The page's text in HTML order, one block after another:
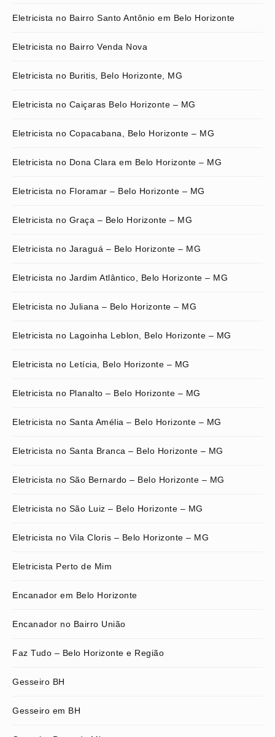
Eletricista no Bairro Santo Antônio em Belo Horizonte
Eletricista no Bairro Venda Nova
Eletricista no Buritis, Belo Horizonte, MG
Eletricista no Caiçaras Belo Horizonte – MG
Eletricista no Copacabana, Belo Horizonte – MG
Eletricista no Dona Clara em Belo Horizonte – MG
Eletricista no Floramar – Belo Horizonte – MG
Eletricista no Graça – Belo Horizonte – MG
Eletricista no Jaraguá – Belo Horizonte – MG
Eletricista no Jardim Atlântico, Belo Horizonte – MG
Eletricista no Juliana – Belo Horizonte – MG
Eletricista no Lagoinha Leblon, Belo Horizonte – MG
Eletricista no Letícia, Belo Horizonte – MG
Eletricista no Planalto – Belo Horizonte – MG
Eletricista no Santa Amélia – Belo Horizonte – MG
Eletricista no Santa Branca – Belo Horizonte – MG
Eletricista no São Bernardo – Belo Horizonte – MG
Eletricista no São Luiz – Belo Horizonte – MG
Eletricista no Vila Cloris – Belo Horizonte – MG
Eletricista Perto de Mim
Encanador em Belo Horizonte
Encanador no Bairro União
Faz Tudo – Belo Horizonte e Região
Gesseiro BH
Gesseiro em BH